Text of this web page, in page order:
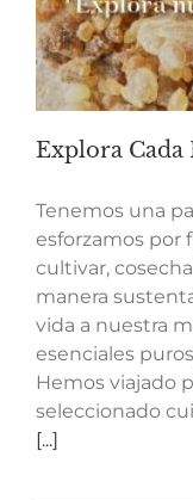
Explora Cada
Tenemos una
esforzamos por
cultivar,
manera
vida a nuestra
esenciales
Hemos viajado
seleccionado
[...]